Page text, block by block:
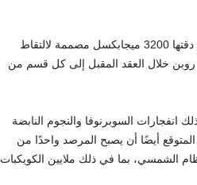
وفي قلب هذا الجهد توجد أكبر كاميرا رقمية في العالم، وهي أداة تبلغ دقتها 3200 ميجابكسل مصممة لالتقاط
أن يعود مرصد روبن خلال العقد المقبل إلى كل قسم من
انفجارات السوبرنوفا والنجوم النابضة
أيضًا أن يصبح المرصد واحدًا من
الشمسي، بما في ذلك ملايين الكويكبات